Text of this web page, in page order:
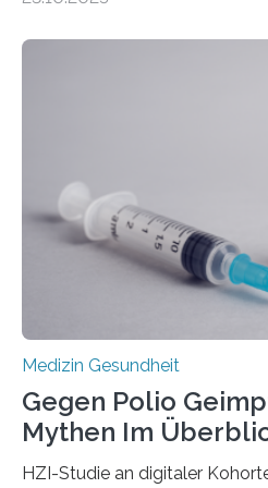
Betroffenen können mit
Dringend benötigt werden
nur Tumorschwachstellen
Gewebe verschonen.
Hertie-Institut für klinische
Universitätsklinikum Tübingen
Schwachstelle im Erbgut
Medulloblastoms gefunden.
Stiftung unterstützte das
Medizin Gesundheit
Gegen Polio
Mythen Im
HZI-Studie an digitaler